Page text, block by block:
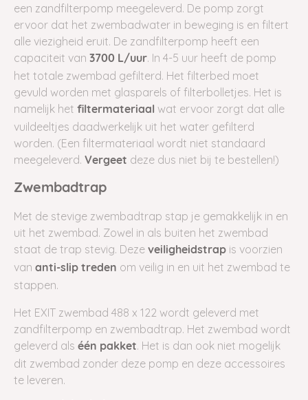
een zandfilterpomp meegeleverd. De pomp zorgt
ervoor dat het zwembadwater in beweging is en filtert
alle viezigheid eruit. De zandfilterpomp heeft een
capaciteit van 3700 L/uur. In 4-5 uur heeft de pomp
het totale zwembad gefilterd. Het filterbed moet
gevuld worden met glasparels of filterbolletjes. Het is
namelijk het filtermateriaal wat ervoor zorgt dat alle
vuildeeltjes daadwerkelijk uit het water gefilterd
worden. (Een filtermateriaal wordt niet standaard
meegeleverd. Vergeet deze dus niet bij te bestellen!)
Zwembadtrap
Met de stevige zwembadtrap stap je gemakkelijk in en
uit het zwembad. Zowel in als buiten het zwembad
staat de trap stevig. Deze veiligheidstrap is voorzien
van anti-slip treden om veilig in en uit het zwembad te
stappen.
Het EXIT zwembad 488 x 122 wordt geleverd met
zandfilterpomp en zwembadtrap. Het zwembad wordt
geleverd als één pakket. Het is dan ook niet mogelijk
dit zwembad zonder deze pomp en deze accessoires
te leveren.